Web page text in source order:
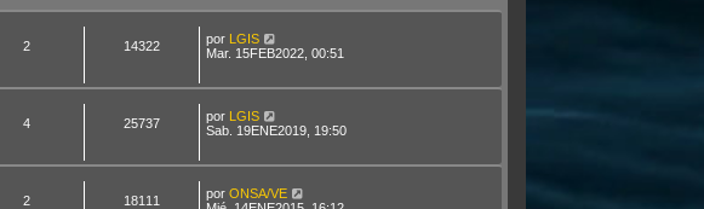
2 14322 por LGIS
Mar. 15FEB2022, 00:51
4 25737 por LGIS
Sab. 19ENE2019, 19:50
2 18111 por ONSA/VE